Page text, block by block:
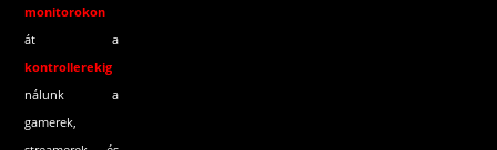
monitorokon
át a
kontrollerekig
nálunk a
gamerek,